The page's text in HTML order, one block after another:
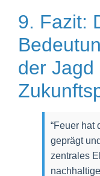
9. Fazit:
der Jagd
“Feuer hat
geprägt
zentrales